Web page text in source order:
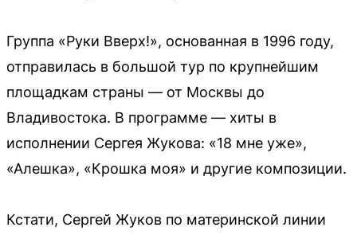
Группа «Руки Вверх!», основанная в 1996 году,
отправилась в большой тур по крупнейшим
площадкам страны — от Москвы до
Владивостока. В программе — хиты в
исполнении Сергея Жукова: «18 мне уже»,
«Алешка», «Крошка моя» и другие композиции.
Кстати, Сергей Жуков по материнской линии